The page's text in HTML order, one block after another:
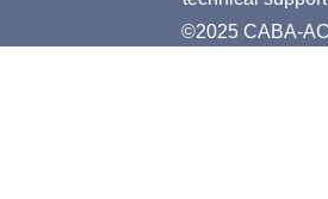
©2025 CABA-